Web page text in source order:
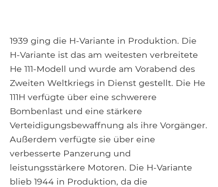
1939 ging die H-Variante in Produktion. Die
H-Variante ist das am weitesten verbreitete
He 111-Modell und wurde am Vorabend des
Zweiten Weltkriegs in Dienst gestellt. Die He
111H verfügte über eine schwerere
Bombenlast und eine stärkere
Verteidigungsbewaffnung als ihre Vorgänger.
Außerdem verfügte sie über eine
verbesserte Panzerung und
leistungsstärkere Motoren. Die H-Variante
blieb 1944 in Produktion, da die